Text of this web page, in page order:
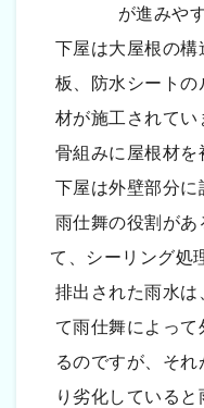
が進みや
下屋は大屋根の
板、防水シート
材が施工されて
骨組みに屋根材を
下屋は外壁部分に
雨仕舞の役割が
て、シーリング処
排出された雨水
て雨仕舞によっ
るのですが、そ
り劣化している